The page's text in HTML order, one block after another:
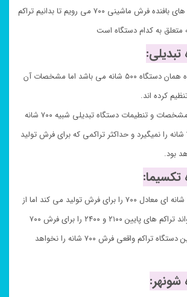
حال به سراغ دستگاه های بافنده فرش ماشینی ۷۰۰ می رویم تا بدانیم تراکم
تبدیلی:
این نوع دستگاه بافنده همان دستگاه ۵۰۰ شانه می باشد اما مشخصات آن
ولی هرچقدر هم که مشخصات و تنطیمات دستگاه تبدیلی شبیه ۷۰۰ شانه
باشد باز هم جای ۷۰۰ شانه را نمیگیرد و حداکثر تراکمی که برای فرش تولید
تکسیما:
دستگاه تکسیما دقیقا شانه ای معادل ۷۰۰ را برای فرش تولید می کند اما از
نظر تراکم فقط می تواند تراکم های پایین ۲۱۰۰ و ۲۴۰۰ را برای فرش ۷۰۰
انجام دهد. بنابراین این دستگاه تراکم واقعی فرش ۷۰۰ شانه را نخواهد
شونهر: